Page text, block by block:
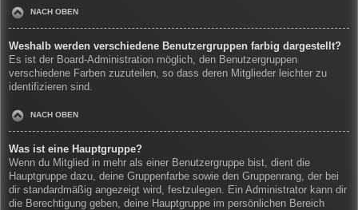
NACH OBEN
Weshalb werden verschiedene Benutzergruppen farbig dargestellt?
Es ist der Board-Administration möglich, den Benutzergruppen
verschiedene Farben zuzuteilen, so dass deren Mitglieder leichter zu
identifizieren sind.
NACH OBEN
Was ist eine Hauptgruppe?
Wenn du Mitglied in mehr als einer Benutzergruppe bist, dient die
Hauptgruppe dazu, deine Gruppenfarbe sowie den Gruppenrang, der bei
dir standardmäßig angezeigt wird, festzulegen. Ein Administrator kann dir
die Berechtigung geben, deine Hauptgruppe im persönlichen Bereich